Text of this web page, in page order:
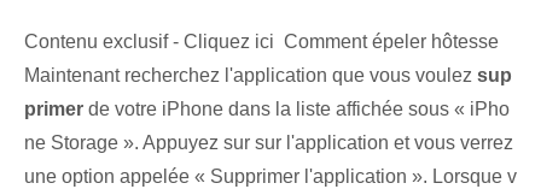
Contenu exclusif - Cliquez ici Comment épeler hôtesse
Maintenant⁢ recherchez l'application‍ que vous voulez sup
primer de votre iPhone dans la ⁢liste affichée⁢ sous « iPho
ne Storage ». Appuyez sur ⁤sur l'⁣application et vous verrez⁤
une option⁣ appelée « Supprimer l'application ». Lorsque v